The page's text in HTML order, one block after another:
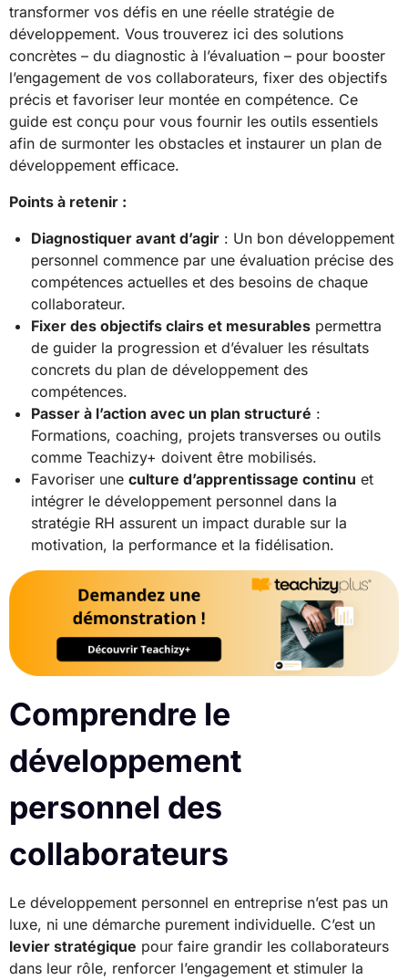
transformer vos défis en une réelle stratégie de
développement. Vous trouverez ici des solutions
concrètes – du diagnostic à l’évaluation – pour booster
l’engagement de vos collaborateurs, fixer des objectifs
précis et favoriser leur montée en compétence. Ce
guide est conçu pour vous fournir les outils essentiels
afin de surmonter les obstacles et instaurer un plan de
développement efficace.
Points à retenir :
Diagnostiquer avant d’agir : Un bon développement
personnel commence par une évaluation précise des
compétences actuelles et des besoins de chaque
collaborateur.
Fixer des objectifs clairs et mesurables permettra
de guider la progression et d’évaluer les résultats
concrets du plan de développement des
compétences.
Passer à l’action avec un plan structuré :
Formations, coaching, projets transverses ou outils
comme Teachizy+ doivent être mobilisés.
Favoriser une culture d’apprentissage continu et
intégrer le développement personnel dans la
stratégie RH assurent un impact durable sur la
motivation, la performance et la fidélisation.
Comprendre le
développement
personnel des
collaborateurs
Le développement personnel en entreprise n’est pas un
luxe, ni une démarche purement individuelle. C’est un
levier stratégique pour faire grandir les collaborateurs
dans leur rôle, renforcer l’engagement et stimuler la